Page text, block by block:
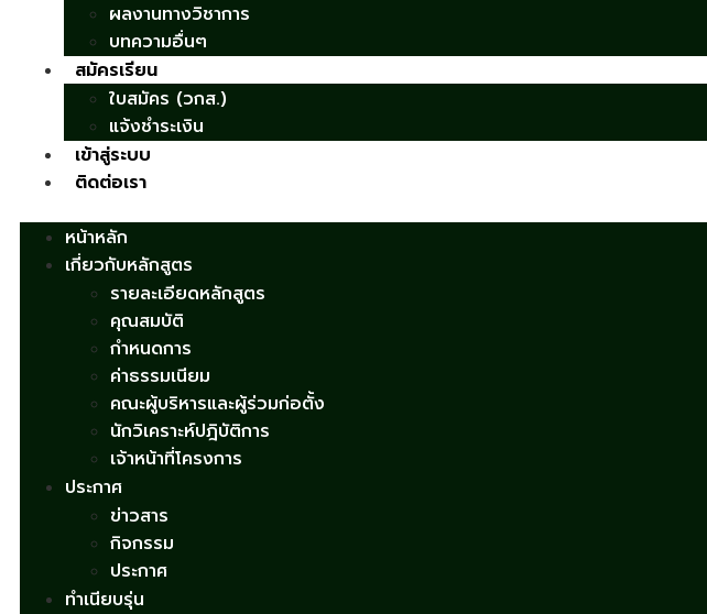
ผลงานทางวิชาการ
บทความอื่นๆ
สมัครเรียน
ใบสมัคร (วกส.)
แจ้งชำระเงิน
เข้าสู่ระบบ
ติดต่อเรา
หน้าหลัก
เกี่ยวกับหลักสูตร
รายละเอียดหลักสูตร
คุณสมบัติ
กำหนดการ
ค่าธรรมเนียม
คณะผู้บริหารและผู้ร่วมก่อตั้ง
นักวิเคราะห์ปฎิบัติการ
เจ้าหน้าที่โครงการ
ประกาศ
ข่าวสาร
กิจกรรม
ประกาศ
ทำเนียบรุ่น